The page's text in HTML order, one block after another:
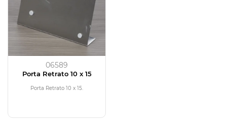
06589
Porta Retrato 10 x 15
Porta Retrato 10 x 15.